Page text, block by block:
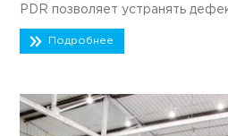
PDR позволяет устранять
Подробнее